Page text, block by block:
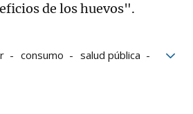
de los huevos".
consumo
salud pública